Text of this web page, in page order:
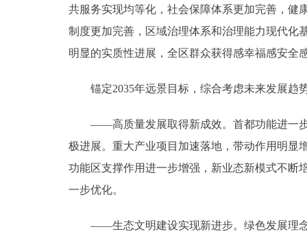
共服务实现均等化，社会保障体系更加完善，健
制度更加完善，区域治理体系和治理能力现代化
明显的实质性进展，全区群众获得感幸福感安全
锚定2035年远景目标，综合考虑未来发展趋
——高质量发展取得新成效。首都功能进一步
极进展。重大产业项目加速落地，带动作用明显
功能区支撑作用进一步增强，新业态新模式不断
一步优化。
——生态文明建设实现新进步。绿色发展理念